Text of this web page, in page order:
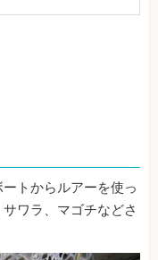
トからルアーを使っ
ワラ、マゴチなどさ